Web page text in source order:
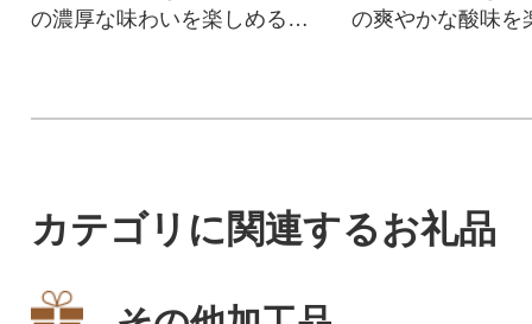
の濃厚な味わいを楽しめる本
の爽やかな酸味を
カテゴリに関連するお礼品